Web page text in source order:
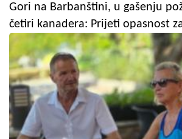
Gori na Barbanštini, u gašenju
četiri kanadera: Prijeti opasnost